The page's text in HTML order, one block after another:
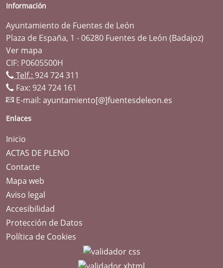
Información
Ayuntamiento de Fuentes de León
Plaza de España, 1 - 06280 Fuentes de León (Badajoz)
Ver mapa
CIF: P0605500H
Telf.: 924 724 311
Fax: 924 724 161
E-mail: ayuntamiento[@]fuentesdeleon.es
Enlaces
Inicio
ACTAS DE PLENO
Contacte
Mapa web
Aviso legal
Accesibilidad
Protección de Datos
Política de Cookies